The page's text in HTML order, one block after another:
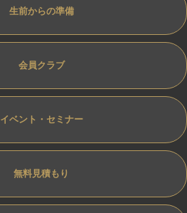
生前からの準備
会員クラブ
イベント・セミナー
無料見積もり